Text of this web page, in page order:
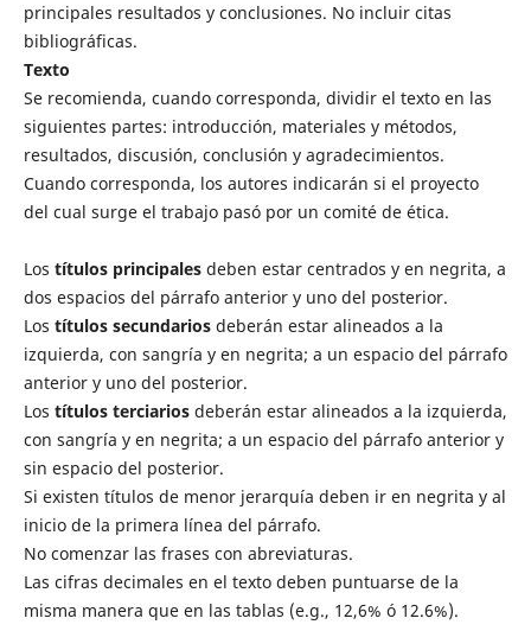
principales resultados y conclusiones. No incluir citas
bibliográficas.
Texto
Se recomienda, cuando corresponda, dividir el texto en las
siguientes partes: introducción, materiales y métodos,
resultados, discusión, conclusión y agradecimientos.
Cuando corresponda, los autores indicarán si el proyecto
del cual surge el trabajo pasó por un comité de ética.
Los títulos principalesdeben estar centrados y en negrita, a
dos espacios del párrafo anterior y uno del posterior.
Los títulos secundariosdeberán estar alineados a la
izquierda, con sangría y en negrita; a un espacio del párrafo
anterior y uno del posterior.
Los títulos terciariosdeberán estar alineados a la izquierda,
con sangría y en negrita; a un espacio del párrafo anterior y
sin espacio del posterior.
Si existen títulos de menor jerarquía deben ir en negrita y al
inicio de la primera línea del párrafo.
No comenzar las frases con abreviaturas.
Las cifras decimales en el texto deben puntuarse de la
misma manera que en las tablas (e.g., 12,6% ó 12.6%).